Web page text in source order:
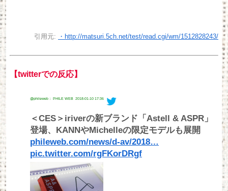
引用元: ・http://matsuri.5ch.net/test/read.cgi/wm/1512828243/
【twitterでの反応】
@phileweb： PHILE WEB 2018-01-10 17:36
＜CES＞iriverの新ブランド「Astell & ASPR」
登場、KANNやMichelleの限定モデルも展開
phileweb.com/news/d-av/2018…
pic.twitter.com/rgFKorDRgf